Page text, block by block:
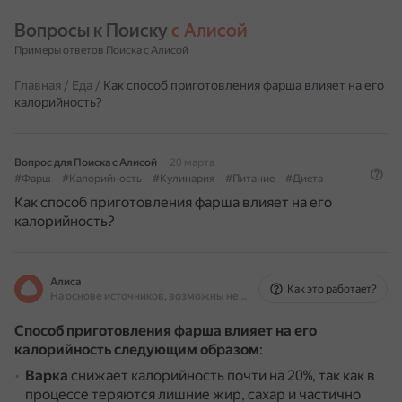
Вопросы к Поиску с Алисой
Примеры ответов Поиска с Алисой
Главная / Еда / Как способ приготовления фарша влияет на его
калорийность?
Вопрос для Поиска с Алисой
20 марта
#Фарш
#Калорийность #Кулинария #Питание #Диета
Как способ приготовления фарша влияет на его
калорийность?
Алиса
На основе источников, возможны неточности
Как это работает?
Способ приготовления фарша влияет на его
калорийность следующим образом:
Варка снижает калорийность почти на 20%, так как в
процессе теряются лишние жир, сахар и частично